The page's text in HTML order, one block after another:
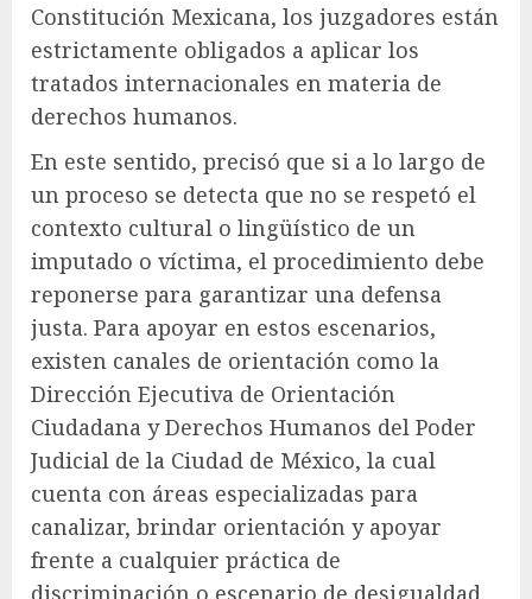
Constitución Mexicana, los juzgadores están
estrictamente obligados a aplicar los
tratados internacionales en materia de
derechos humanos.
En este sentido, precisó que si a lo largo de
un proceso se detecta que no se respetó el
contexto cultural o lingüístico de un
imputado o víctima, el procedimiento debe
reponerse para garantizar una defensa
justa. Para apoyar en estos escenarios,
existen canales de orientación como la
Dirección Ejecutiva de Orientación
Ciudadana y Derechos Humanos del Poder
Judicial de la Ciudad de México, la cual
cuenta con áreas especializadas para
canalizar, brindar orientación y apoyar
frente a cualquier práctica de
discriminación o escenario de desigualdad.